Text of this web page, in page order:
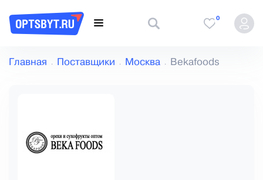
0
Главная Поставщики Москва Bekafoods